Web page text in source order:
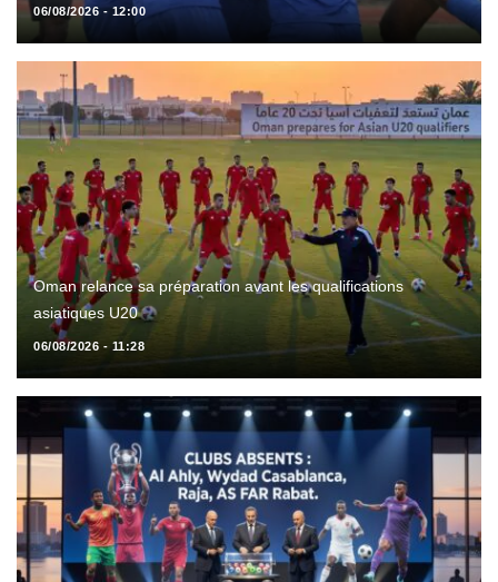
06/08/2026 - 12:00
Oman relance sa préparation avant les qualifications
asiatiques U20
06/08/2026 - 11:28